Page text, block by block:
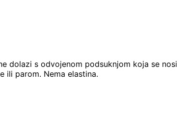
dolazi s odvojenom podsuknjom koja se nosi
ili parom. Nema elastina.